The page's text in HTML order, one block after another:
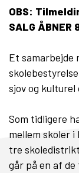
OBS:
SALG ÅBNER
Et samarbejde
sjov og kulturel
Som tidligere
mellem skoler
tre
går på en af